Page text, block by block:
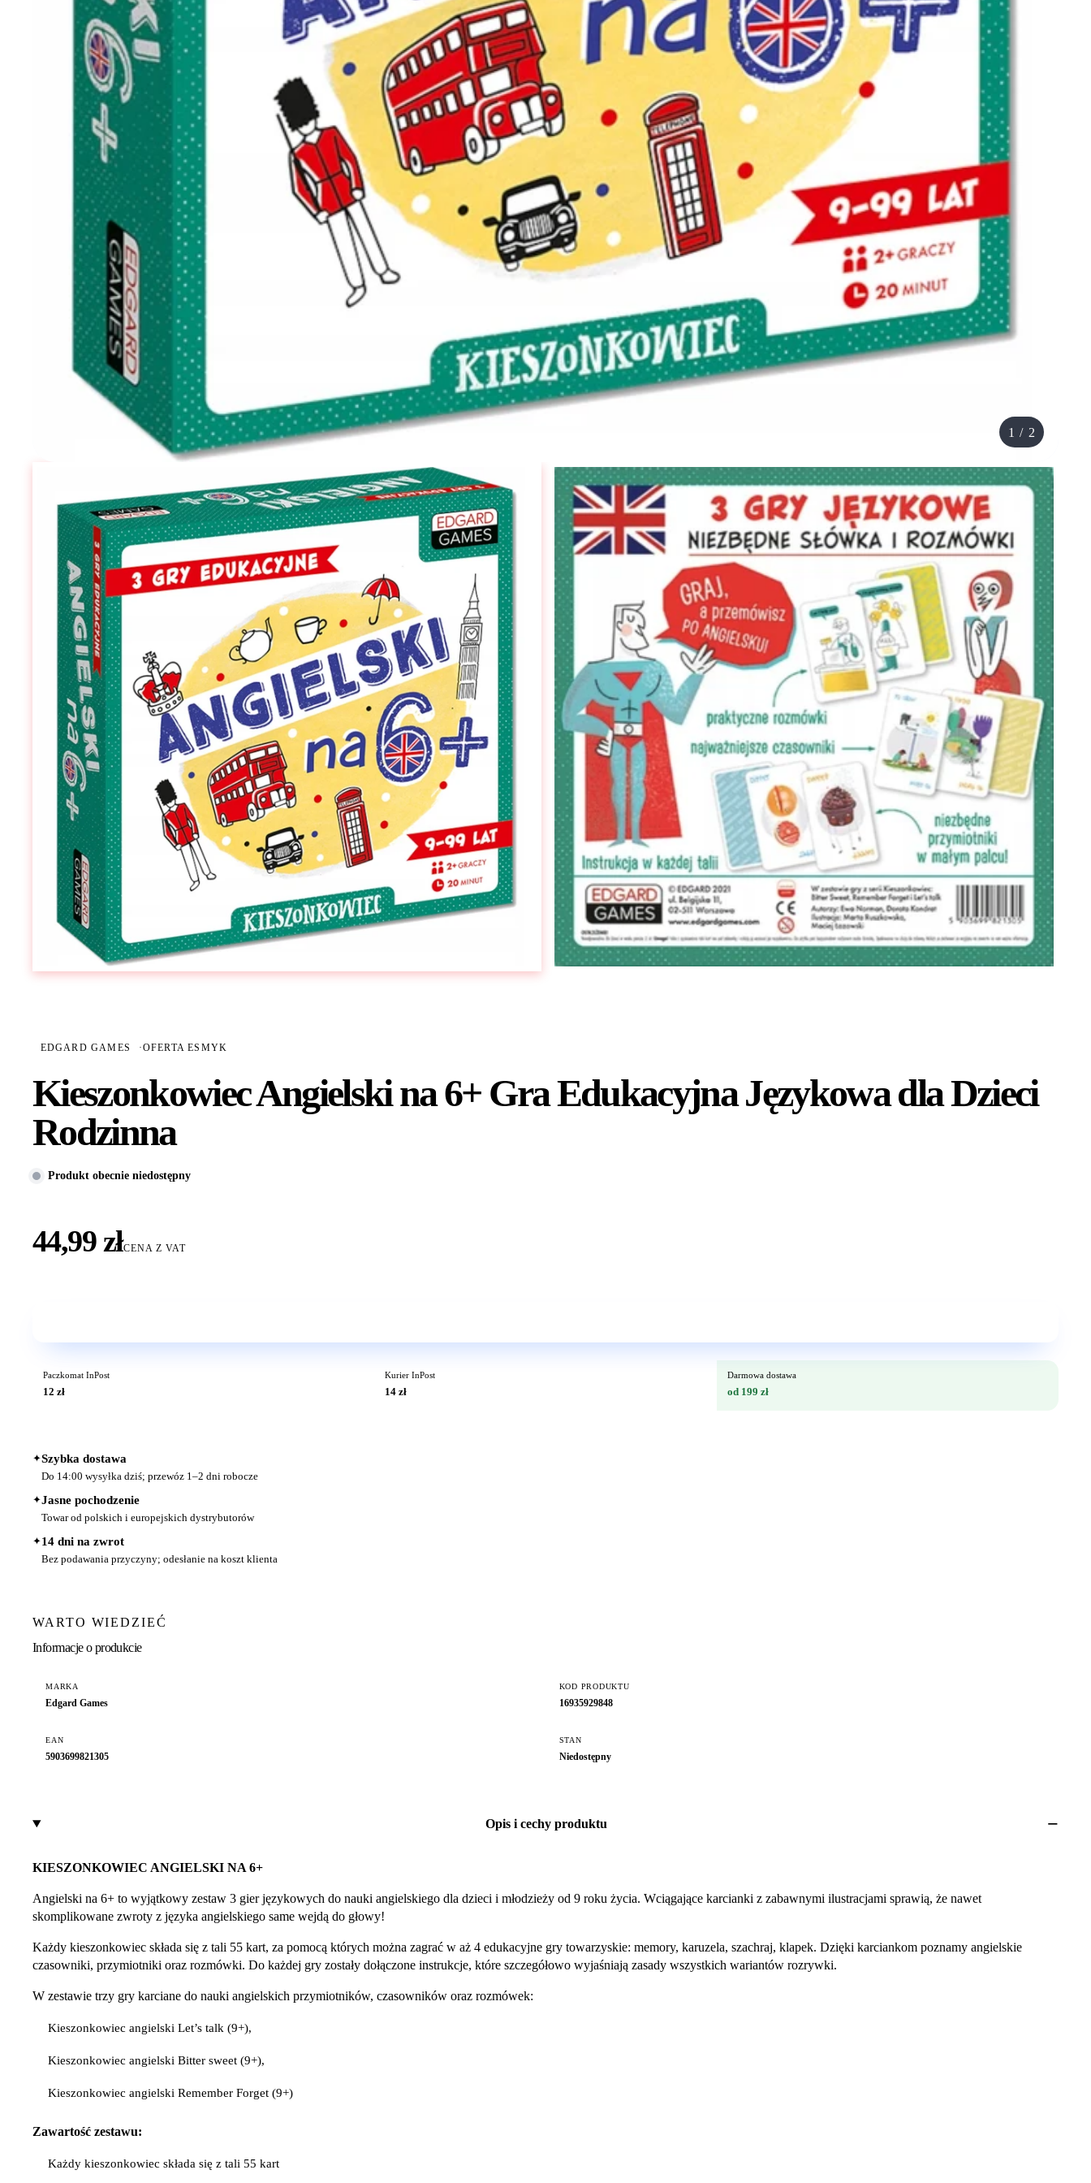
1 / 2
EDGARD GAMES ·OFERTA ESMYK
Kieszonkowiec Angielski na 6+ Gra Edukacyjna Językowa dla Dzieci
Rodzinna
Produkt obecnie niedostępny
44,99 złCENA Z VAT
Paczkomat InPost
12 zł
Kurier InPost
14 zł
Darmowa dostawa
od 199 zł
✦Szybka dostawa
Do 14:00 wysyłka dziś; przewóz 1–2 dni robocze
✦Jasne pochodzenie
Towar od polskich i europejskich dystrybutorów
✦14 dni na zwrot
Bez podawania przyczyny; odesłanie na koszt klienta
WARTO WIEDZIEĆ
Informacje o produkcie
MARKA
Edgard Games
KOD PRODUKTU
16935929848
EAN
5903699821305
STAN
Niedostępny
Opis i cechy produktu
KIESZONKOWIEC ANGIELSKI NA 6+
Angielski na 6+ to wyjątkowy zestaw 3 gier językowych do nauki angielskiego dla dzieci i młodzieży od 9 roku życia. Wciągające karcianki z zabawnymi ilustracjami sprawią, że nawet
skomplikowane zwroty z języka angielskiego same wejdą do głowy!
Każdy kieszonkowiec składa się z tali 55 kart, za pomocą których można zagrać w aż 4 edukacyjne gry towarzyskie: memory, karuzela, szachraj, klapek. Dzięki karciankom poznamy angielskie
czasowniki, przymiotniki oraz rozmówki. Do każdej gry zostały dołączone instrukcje, które szczegółowo wyjaśniają zasady wszystkich wariantów rozrywki.
W zestawie trzy gry karciane do nauki angielskich przymiotników, czasowników oraz rozmówek:
Kieszonkowiec angielski Let’s talk (9+),
Kieszonkowiec angielski Bitter sweet (9+),
Kieszonkowiec angielski Remember Forget (9+)
Zawartość zestawu:
Każdy kieszonkowiec składa się z tali 55 kart